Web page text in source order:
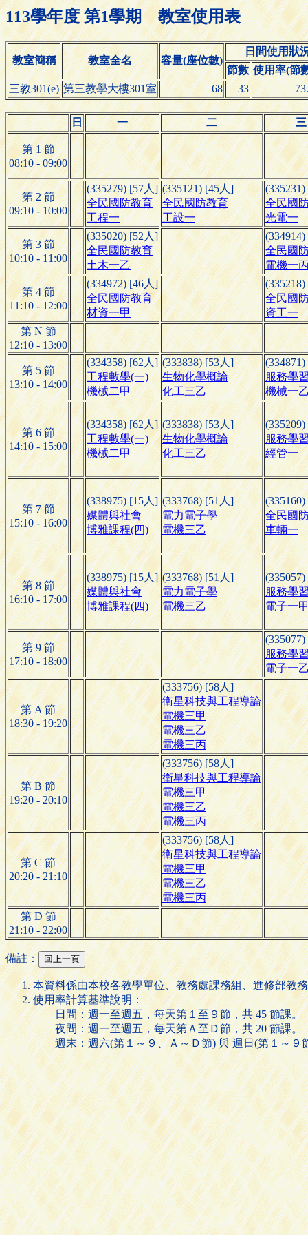
113學年度 第1學期 教室使用表
教室簡稱 教室全名 容量(座位數)
日間使用狀
節數 使用率(節
三教301(e) 第三教學大樓301室 68 33
日 一 二 三
第 1 節
08:10 - 09:00
第 2 節
09:10 - 10:00
(335279) [57人]
全民國防教育
工程一
(335121) [45人]
全民國防教育
工設一
全民國
光電一
第 3 節
10:10 - 11:00
(335020) [52人]
全民國防教育
土木一乙
全民國
電機一
第 4 節
11:10 - 12:00
(334972) [46人]
全民國防教育
材資一甲
全民國
資工一
第 N 節
12:10 - 13:00
第 5 節
13:10 - 14:00
(334358) [62人]
工程數學(一)
機械二甲
(333838) [53人]
生物化學概論
化工三乙
服務學
機械一
第 6 節
14:10 - 15:00
(334358) [62人]
工程數學(一)
機械二甲
(333838) [53人]
生物化學概論
化工三乙
服務學
經管一
第 7 節
15:10 - 16:00
(338975) [15人]
媒體與社會
博雅課程(四)
(333768) [51人]
電力電子學
電機三乙
全民國
車輛一
第 8 節
16:10 - 17:00
(338975) [15人]
媒體與社會
博雅課程(四)
(333768) [51人]
電力電子學
電機三乙
服務學
電子一
第 9 節
17:10 - 18:00
服務學
電子一
第 A 節
18:30 - 19:20
(333756) [58人]
衛星科技與工程導論
電機三甲
電機三乙
電機三丙
第 B 節
19:20 - 20:10
(333756) [58人]
衛星科技與工程導論
電機三甲
電機三乙
電機三丙
第 C 節
20:20 - 21:10
(333756) [58人]
衛星科技與工程導論
電機三甲
電機三乙
電機三丙
第 D 節
21:10 - 22:00
備註：
本資料係由本校各教學單位、教務處課務組、進修部教
使用率計算基準說明：
日間：週一至週五，每天第１至９節，共 45 節課。
夜間：週一至週五，每天第Ａ至Ｄ節，共 20 節課。
週末：週六(第１～９、Ａ～Ｄ節) 與 週日(第１～９